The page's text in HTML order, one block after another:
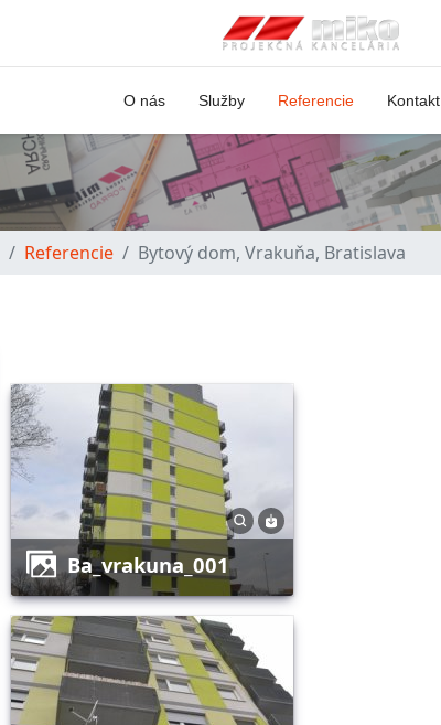
O nás Služby Referencie Kontakt
Referencie Bytový dom, Vrakuňa, Bratislava
ba_vrakuna_001